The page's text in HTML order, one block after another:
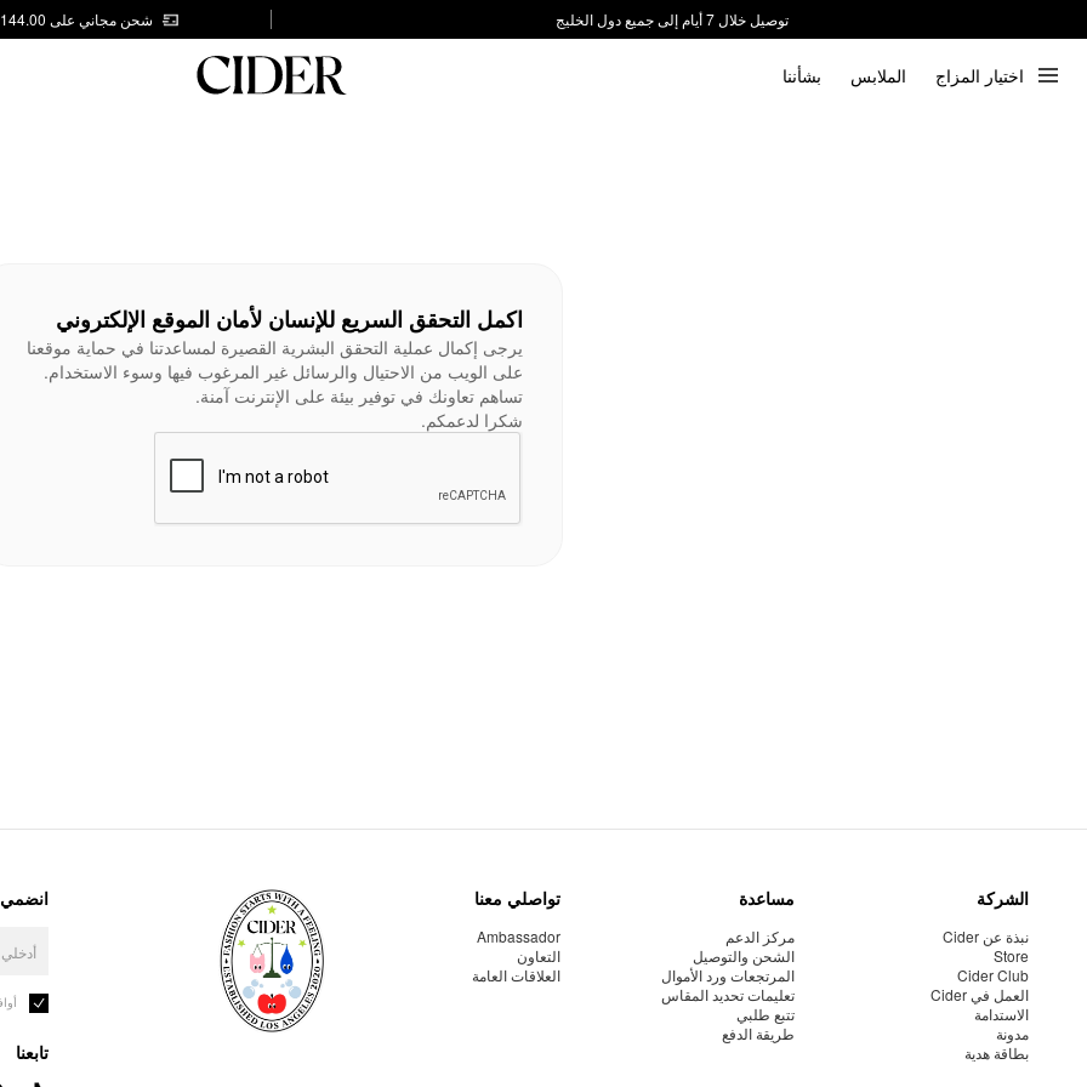
توصيل خلال 7 أيام إلى جميع دول الخليج
شحن مجاني على AED 144.00
اختيار المزاج الملابس بشأننا
اكمل التحقق السريع للإنسان لأمان الموقع الإلكتروني
يرجى إكمال عملية التحقق البشرية القصيرة لمساعدتنا في حماية موقعنا
على الويب من الاحتيال والرسائل غير المرغوب فيها وسوء الاستخدام.
تساهم تعاونك في توفير بيئة على الإنترنت آمنة.
شكرا لدعمكم.
الشركة
نبذة عن Cider
Store
Cider Club
العمل في Cider
الاستدامة
مدونة
بطاقة هدية
مساعدة
مركز الدعم
الشحن والتوصيل
المرتجعات ورد الأموال
تعليمات تحديد المقاس
تتبع طلبي
طريقة الدفع
تواصلي معنا
Ambassador
التعاون
العلاقات العامة
انضمي
تابعنا